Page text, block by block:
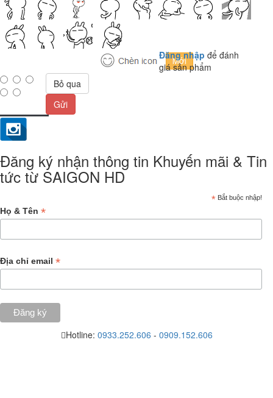
Đăng nhập để đánh
giá sản phẩm
Bỏ qua
Gửi
Đăng ký nhận thông tin Khuyến mãi & Tin
tức từ SAIGON HD
* Bắt buộc nhập!
Họ & Tên *
Địa chỉ email *
Hotline: 0933.252.606 - 0909.152.606